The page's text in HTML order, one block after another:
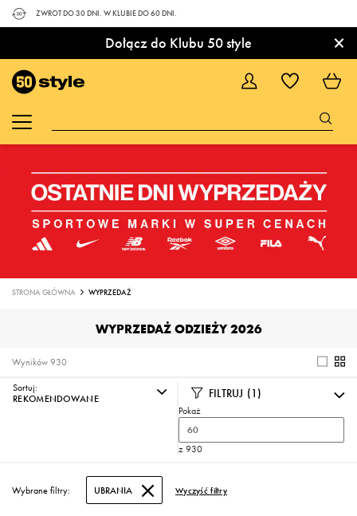
ZWROT DO 30 DNI. W KLUBIE DO 60 DNI.
Dołącz do Klubu 50 style ×
STRONA GŁÓWNA WYPRZEDAŻ
WYPRZEDAŻ ODZIEŻY 2026
930
Wyników
Sortuj:
REKOMENDOWANE
FILTRUJ (1)
Pokaż
60
z 930
Wybrane filtry: UBRANIA Wyczyść filtry